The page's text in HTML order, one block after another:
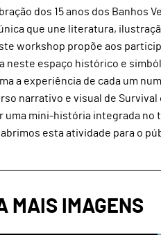
dos 15 anos dos Banhos
que une literatura,
workshop propõe aos
neste espaço histórico e
a experiência de cada um
narrativo e visual de
uma mini-história integrada no
esta atividade para o